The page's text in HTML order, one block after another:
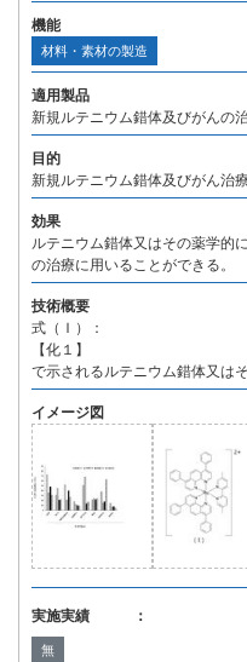
機能
材料・素材の製造
適用製品
新規ルテニウム錯体及びがんの
目的
新規ルテニウム錯体及びがん治
効果
ルテニウム錯体又はその薬学的
の治療に用いることができる。
技術概要
式（Ｉ）：
【化１】
で示されるルテニウム錯体又は
イメージ図
実施実績 ：
無